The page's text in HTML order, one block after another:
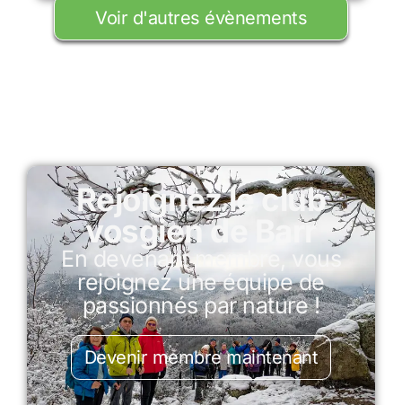
Voir d'autres évènements
Rejoignez le club
vosgien de Barr
En devenant membre, vous
rejoignez une équipe de
passionnés par nature !
Devenir membre maintenant